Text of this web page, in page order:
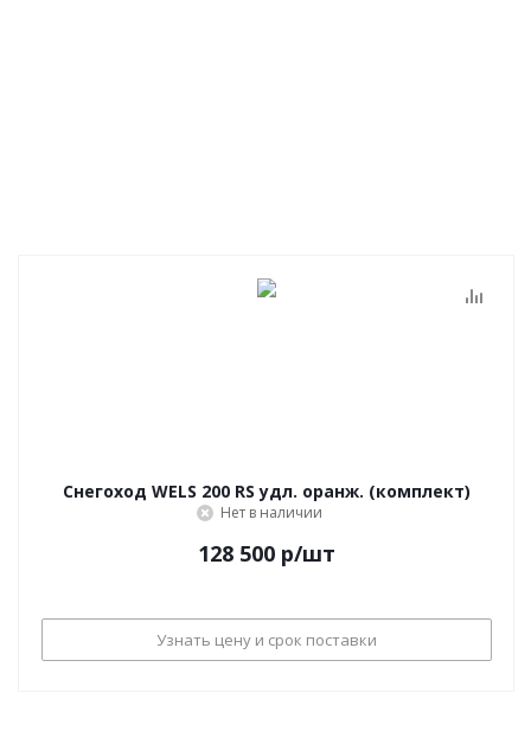
Снегоход WELS 200 RS удл. оранж. (комплект)
Нет в наличии
128 500 р/шт
Узнать цену и срок поставки